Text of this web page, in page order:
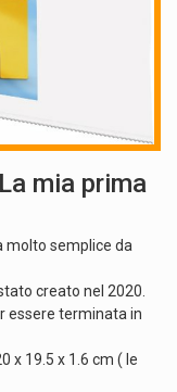
mia prima
molto semplice da
creato nel 2020.
essere terminata in
x 19.5 x 1.6 cm ( le